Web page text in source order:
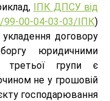
ІПК ДПСУ від
04-03-03/ІПК)
договору
юридичними
групи є
не у грошовій
господарювання